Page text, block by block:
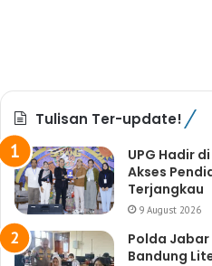
Tulisan Ter-update!
UPG Hadir
Akses
Terjangkau
9 August 2026
Polda
Bandung